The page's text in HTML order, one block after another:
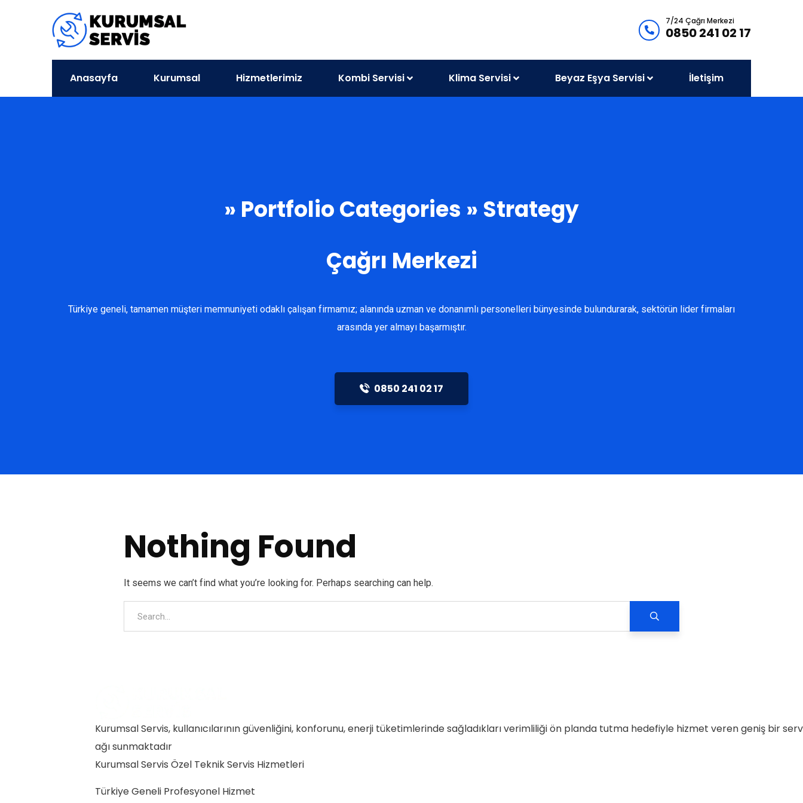
7/24 Çağrı Merkezi
0850 241 02 17
Anasayfa Kurumsal Hizmetlerimiz Kombi Servisi Klima Servisi Beyaz Eşya Servisi İletişim
» Portfolio Categories » Strategy
Çağrı Merkezi
Türkiye geneli, tamamen müşteri memnuniyeti odaklı çalışan firmamız; alanında uzman ve donanımlı personelleri bünyesinde bulundurarak, sektörün lider firmaları
arasında yer almayı başarmıştır.
0850 241 02 17
Nothing Found
It seems we can’t find what you’re looking for. Perhaps searching can help.
Kurumsal Servis, kullanıcılarının güvenliğini, konforunu, enerji tüketimlerinde sağladıkları verimliliği ön planda tutma hedefiyle hizmet veren geniş bir
ağı sunmaktadır
Kurumsal Servis Özel Teknik Servis Hizmetleri
Türkiye Geneli Profesyonel Hizmet